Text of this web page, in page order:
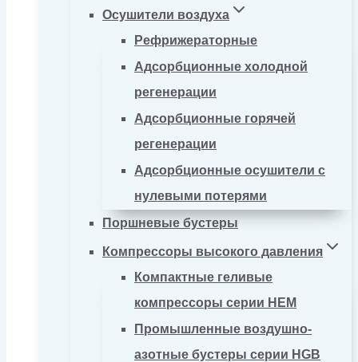
Осушители воздуха
Рефрижераторные
Адсорбционные холодной
регенерации
Адсорбционные горячей
регенерации
Адсорбционные осушители с
нулевыми потерями
Поршневые бустеры
Компрессоры высокого давления
Компактные геливые
компрессоры серии HEM
Промышленные воздушно-
азотные бустеры серии HGB